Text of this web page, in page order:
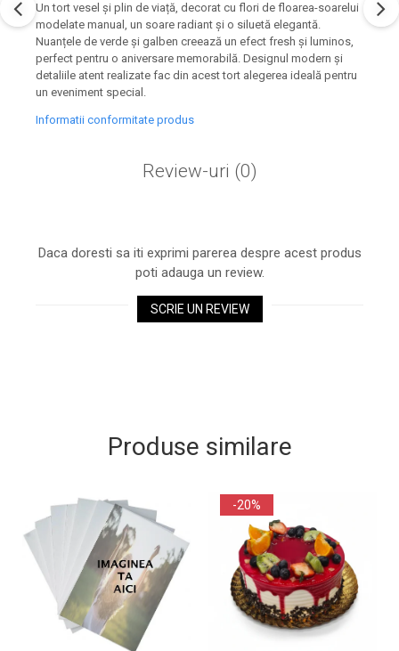
Un tort vesel și plin de viață, decorat cu flori de floarea-soarelui
modelate manual, un soare radiant și o siluetă elegantă.
Nuanțele de verde și galben creează un efect fresh și luminos,
perfect pentru o aniversare memorabilă. Designul modern și
detaliile atent realizate fac din acest tort alegerea ideală pentru
un eveniment special.
Informatii conformitate produs
Review-uri (0)
Daca doresti sa iti exprimi parerea despre acest produs
poti adauga un review.
SCRIE UN REVIEW
Produse similare
-20%